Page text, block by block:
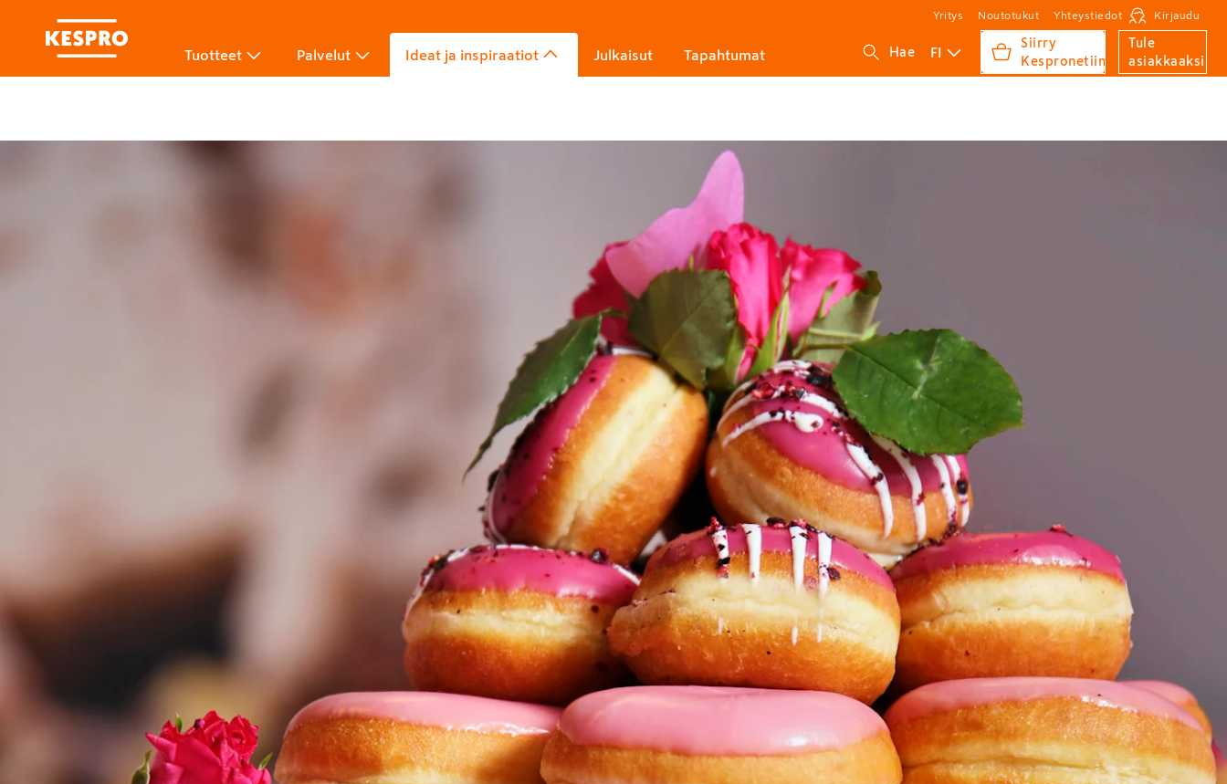
Yritys Noutotukut Yhteystiedot Kirjaudu
Tuotteet Palvelut Ideat ja inspiraatiot Julkaisut Tapahtumat Hae FI
Siirry
Kespronetiin
Tule
asiakkaaksi